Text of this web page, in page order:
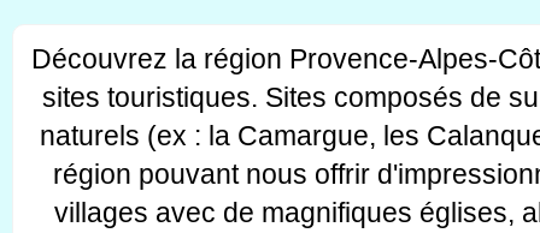
Découvrez la région Provence-Alpes-
sites touristiques. Sites composés de
naturels (ex : la Camargue, les
région pouvant nous offrir
villages avec de magnifiques églises,